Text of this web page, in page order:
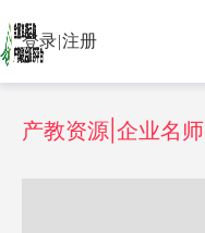
登录|注册
产教资源|企业名师|